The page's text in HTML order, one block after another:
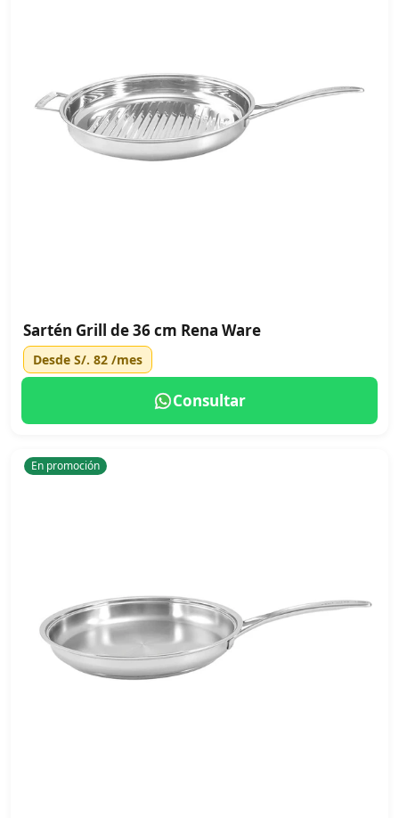
Sartén Grill de 36 cm Rena Ware
Desde S/. 82 /mes
Consultar
En promoción